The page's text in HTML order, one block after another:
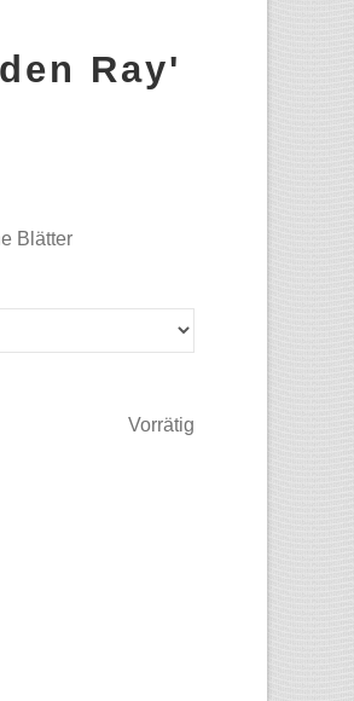
Ray'
Blätter
Vorrätig